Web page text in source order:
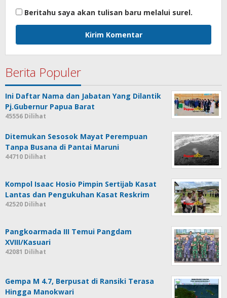
Beritahu saya akan tulisan baru melalui surel.
Berita Populer
Ini Daftar Nama dan Jabatan Yang Dilantik
Pj.Gubernur Papua Barat
45556 Dilihat
Ditemukan Sesosok Mayat Perempuan
Tanpa Busana di Pantai Maruni
44710 Dilihat
Kompol Isaac Hosio Pimpin Sertijab Kasat
Lantas dan Pengukuhan Kasat Reskrim
42520 Dilihat
Pangkoarmada III Temui Pangdam
XVIII/Kasuari
42081 Dilihat
Gempa M 4.7, Berpusat di Ransiki Terasa
Hingga Manokwari